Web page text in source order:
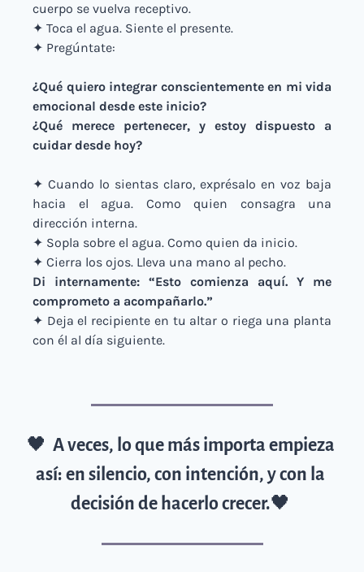
cuerpo se vuelva receptivo.
✦ Toca el agua. Siente el presente.
✦ Pregúntate:
¿Qué quiero integrar conscientemente en mi vida
emocional desde este inicio?
¿Qué merece pertenecer, y estoy dispuesto a
cuidar desde hoy?
✦ Cuando lo sientas claro, exprésalo en voz baja
hacia el agua. Como quien consagra una
dirección interna.
✦ Sopla sobre el agua. Como quien da inicio.
✦ Cierra los ojos. Lleva una mano al pecho.
Di internamente: “Esto comienza aquí. Y me
comprometo a acompañarlo.”
✦ Deja el recipiente en tu altar o riega una planta
con él al día siguiente.
🖤 A veces, lo que más importa empieza
así: en silencio, con intención, y con la
decisión de hacerlo crecer.🖤